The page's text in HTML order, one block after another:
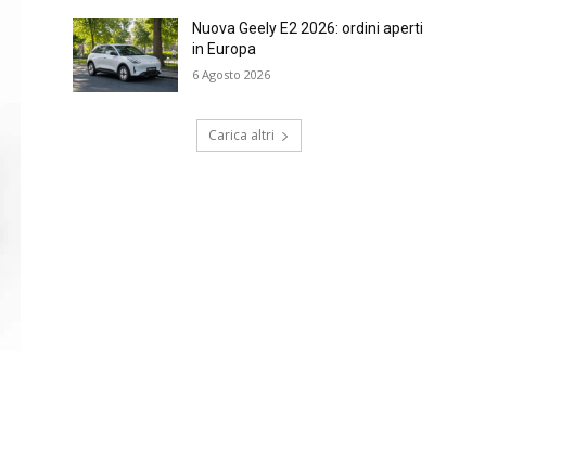
Nuova Geely E2 2026: ordini aperti
in Europa
6 Agosto 2026
Carica altri